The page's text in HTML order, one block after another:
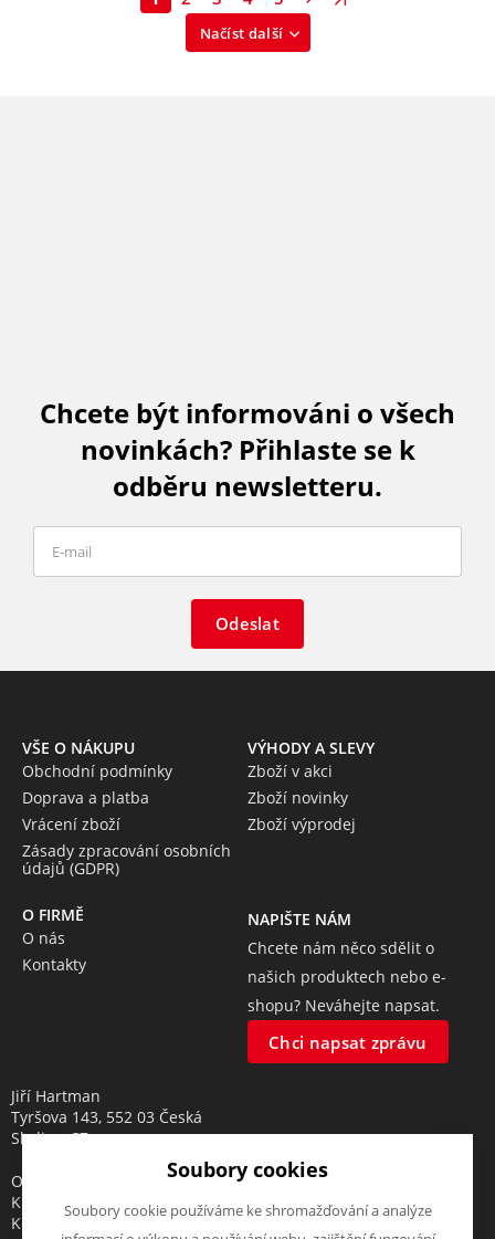
Načíst další
Chcete být informováni o všech
novinkách? Přihlaste se k
odběru newsletteru.
Odeslat
VŠE O NÁKUPU
Obchodní podmínky
Doprava a platba
Vrácení zboží
Zásady zpracování osobních
údajů (GDPR)
VÝHODY A SLEVY
Zboží v akci
Zboží novinky
Zboží výprodej
O FIRMĚ
O nás
Kontakty
NAPIŠTE NÁM
Chcete nám něco sdělit o
našich produktech nebo e-
shopu? Neváhejte napsat.
Chci napsat zprávu
Jiří Hartman
Tyršova 143, 552 03 Česká
Skalice, CZ
Obchodní rejstřík vedený u
Krajského soudu v Hradci
Králové, oddíl A, vložka 18553
Soubory cookies
Soubory cookie používáme ke shromažďování a analýze